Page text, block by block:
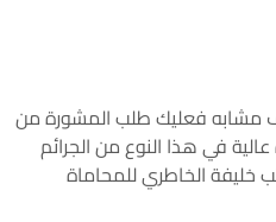
فعليك طلب المشورة من
في هذا النوع من الجرائم
الخاطري للمحاماة